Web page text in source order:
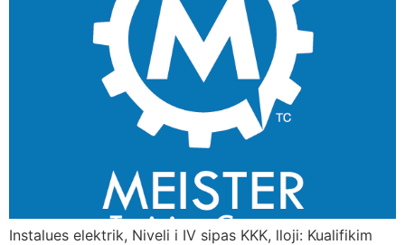
Instalues elektrik, Niveli i IV sipas KKK, lloji: Kualifikim